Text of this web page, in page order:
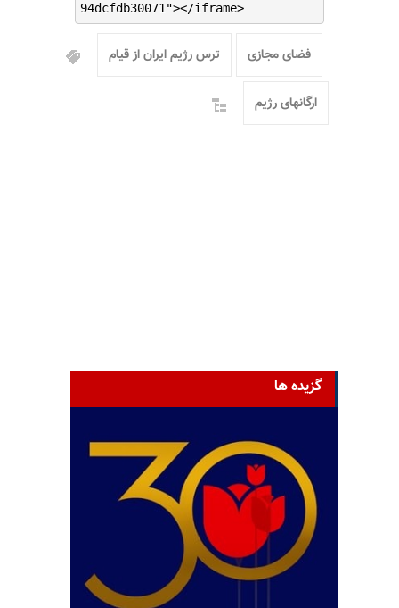
94dcfdb30071"></iframe>
فضای مجازی ترس رژیم ایران از قیام
ارگانهای رژیم
گزیده ها